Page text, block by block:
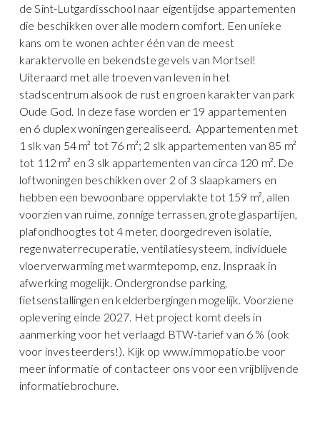
de Sint-Lutgardisschool naar eigentijdse appartementen
die beschikken over alle modern comfort. Een unieke
kans om te wonen achter één van de meest
karaktervolle en bekendste gevels van Mortsel!
Uiteraard met alle troeven van leven in het
stadscentrum alsook de rust en groen karakter van park
Oude God. In deze fase worden er 19 appartementen
en 6 duplex woningen gerealiseerd. Appartementen met
1 slk van 54 m² tot 76 m²; 2 slk appartementen van 85 m²
tot 112 m² en 3 slk appartementen van circa 120 m². De
loftwoningen beschikken over 2 of 3 slaapkamers en
hebben een bewoonbare oppervlakte tot 159 m², allen
voorzien van ruime, zonnige terrassen, grote glaspartijen,
plafondhoogtes tot 4 meter, doorgedreven isolatie,
regenwaterrecuperatie, ventilatiesysteem, individuele
vloerverwarming met warmtepomp, enz. Inspraak in
afwerking mogelijk. Ondergrondse parking,
fietsenstallingen en kelderbergingen mogelijk. Voorziene
oplevering einde 2027. Het project komt deels in
aanmerking voor het verlaagd BTW-tarief van 6 % (ook
voor investeerders!). Kijk op www.immopatio.be voor
meer informatie of contacteer ons voor een vrijblijvende
informatiebrochure.